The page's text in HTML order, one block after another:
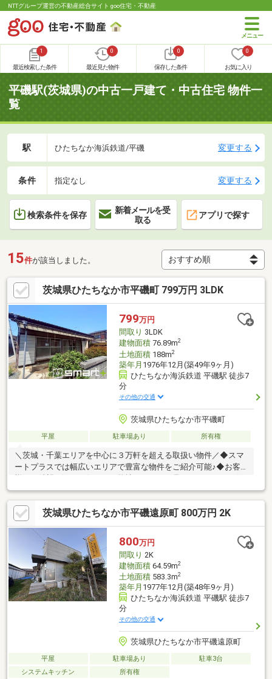
NTTグループ運営の不動産総合サイト goo住宅・不動産
1
最近検索した条件
0
最近見た物件
0
保存した条件
0
お気に入り
平磯駅(茨城県)の中古一戸建て・中古住宅 物件一
覧
駅 ひたちなか海浜鉄道/平磯 変更する
条件 指定なし 変更する
検索条件を保存
新着メールを受
取る
アプリで探す
15件が該当しました。
茨城県ひたちなか市平磯町 799万円 3LDK
799万円
間取り 3LDK
建物面積76.89m2
土地面積188m2
築年月 1976年12月(築49年9ヶ月)
ひたちなか海浜鉄道 平磯駅 徒歩7
分
その他の交通
茨城県ひたちなか市平磯町
平屋 駐車場あり 所有権
＼茨城・千葉エリアを中心に３万軒を超える取扱い物件／◆スマ
ートプラスでは幅広いエリアで豊富な物件をご紹介可能♪◆お客
宅ローンならお任せください！最適な金融機関をご紹介いたしま
す♪／◆借入がある・転職したて・過去に金融事故があった・他
社様でダメだった・・・◆スマートプラスにぜひ一度ご相談くだ
さい！通過実績多数ございます♪＼お客様のご都合に合わせてご見
学可能！送り迎えもご相談ください♪／◆当日はもちろん、お仕
事終わりの夜間やスキマ時間など短時間でもご案内可能♪◆ご自
宅や最寄り駅などへのご送迎もお任せください！
茨城県ひたちなか市平磯遠原町 800万円 2K
800万円
間取り 2K
建物面積64.59m2
土地面積583.3m2
築年月 1977年12月(築48年9ヶ月)
ひたちなか海浜鉄道 平磯駅 徒歩7
分
その他の交通
茨城県ひたちなか市平磯遠原町
平屋 駐車場あり
駐車3台
システムキッチン
所有権